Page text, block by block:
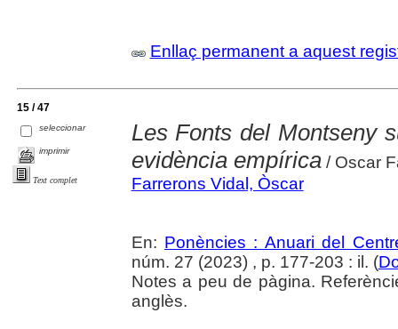
Enllaç permanent a aquest
15 / 47
seleccionar
imprimir
Text complet
Les Fonts del Montseny
evidència empírica/ Oscar
Farrerons Vidal, Òscar
En: Ponències : Anuari del
núm. 27 (2023) , p. 177-203 : il. (
Notes a peu de pàgina.
anglès.